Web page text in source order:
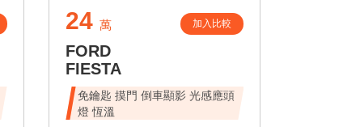
24 萬 加入比較
FORD
FIESTA
免鑰匙 摸門 倒車顯影 光感應頭
燈 恆溫